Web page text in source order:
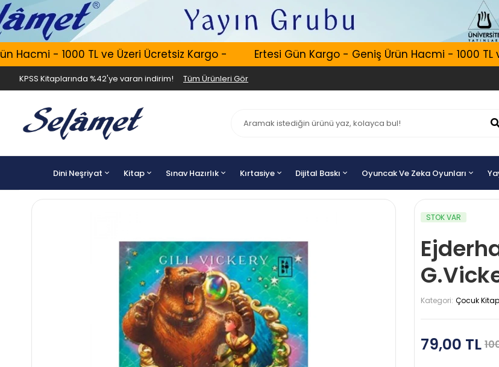
- 1000 TL ve Üzeri Ücretsiz Kargo - Ertesi Gün Kargo - Geniş Ürün Hacmi - 1000 TL ve
KPSS Kitaplarında %42'ye varan indirim! Tüm Ürünleri Gör
Dini Neşriyat Kitap Sınav Hazırlık Kırtasiye Dijital Baskı Oyuncak Ve Zeka Oyunları
STOK VAR
Kategori: Çocuk
79,00 TL